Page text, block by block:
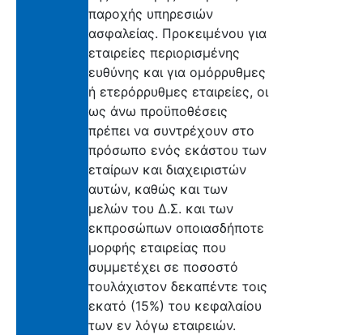
παροχής υπηρεσιών
ασφαλείας. Προκειμένου για
εταιρείες περιορισμένης
ευθύνης και για ομόρρυθμες
ή ετερόρρυθμες εταιρείες, οι
ως άνω προϋποθέσεις
πρέπει να συντρέχουν στο
πρόσωπο ενός εκάστου των
εταίρων και διαχειριστών
αυτών, καθώς και των
μελών του Δ.Σ. και των
εκπροσώπων οποιασδήποτε
μορφής εταιρείας που
συμμετέχει σε ποσοστό
τουλάχιστον δεκαπέντε τοις
εκατό (15%) του κεφαλαίου
των εν λόγω εταιρειών.